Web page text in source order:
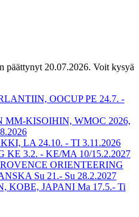
päättynyt 20.07.2026. Voit kysyä
OOCUP PE 24.7. -
KISOIHIN, WMOC 2026,
LA 24.10. - TI 3.11.2026
KE 3.2. - KE/MA 10/15.2.2027
ORIENTEERING
Su 21.- Su 28.2.2027
KOBE, JAPANI Ma 17.5.- Ti